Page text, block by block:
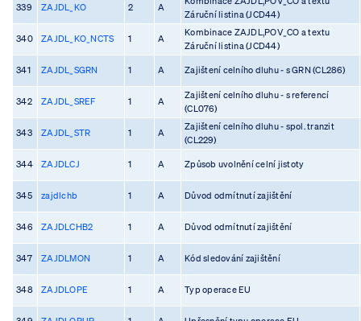
339 ZAJDL_KO 2 A
Záruční listina (JCD44)
340 ZAJDL_KO_NCTS 1 A
Kombinace ZAJDL,POV_CO a textu
Záruční listina (JCD44)
341 ZAJDL_SGRN 1 A Zajištení celního dluhu - s GRN (CL286)
342 ZAJDL_SREF 1 A
Zajištení celního dluhu - s referencí
(CL076)
343 ZAJDL_STR 1 A
Zajištení celního dluhu - spol. tranzit
(CL229)
344 ZAJDLCJ 1 A Způsob uvolnění celní jistoty
345 zajdlchb 1 A Důvod odmítnutí zajištění
346 ZAJDLCHB2 1 A Důvod odmítnutí zajištění
347 ZAJDLMON 1 A Kód sledování zajištění
348 ZAJDLOPE 1 A Typ operace EU